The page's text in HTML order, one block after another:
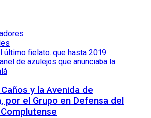
y la Avenida de
por el Grupo en Defensa del